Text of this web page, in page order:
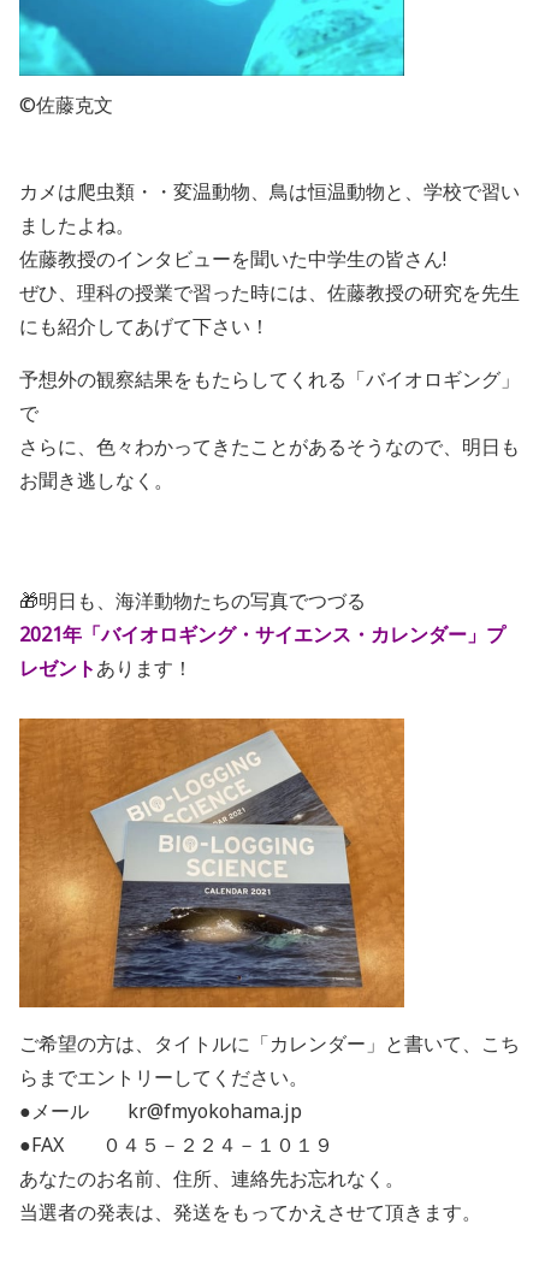
©佐藤克文
カメは爬虫類・・変温動物、鳥は恒温動物と、学校で習い
ましたよね。
佐藤教授のインタビューを聞いた中学生の皆さん!
ぜひ、理科の授業で習った時には、佐藤教授の研究を先生
にも紹介してあげて下さい ！
予想外の観察結果をもたらしてくれる「バイオロギング」
で
さらに、色々わかってきたことがあるそうなので、明日も
お聞き逃しなく。
🎁明日も、海洋動物たちの写真でつづる
2021年「バイオロギング・サイエンス・カレンダー」プ
レゼントあります！
ご希望の方は、タイトルに「カレンダー」と書いて、こち
らまでエントリーしてください。
●メール kr@fmyokohama.jp
●FAX ０４５－２２４－１０１９
あなたのお名前、住所、連絡先お忘れなく。
当選者の発表は、発送をもってかえさせて頂きます。